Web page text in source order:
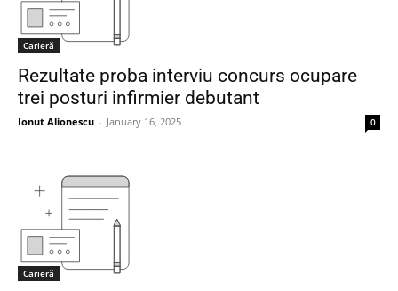
Carieră
Rezultate proba interviu concurs ocupare
trei posturi infirmier debutant
Ionut Alionescu - January 16, 2025 0
Carieră